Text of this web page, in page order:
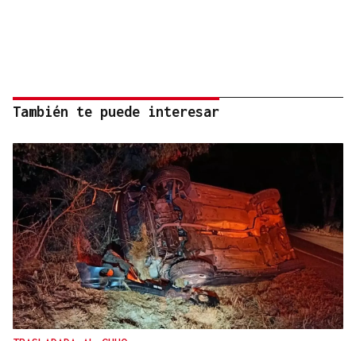
También te puede interesar